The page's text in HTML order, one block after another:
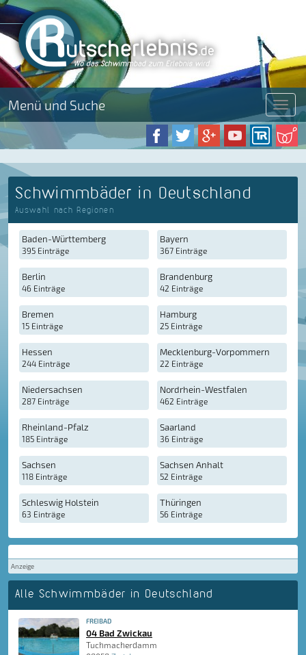
Menü und Suche Menü
Schwimmbäder in Deutschland
Auswahl nach Regionen
Baden-Württemberg
395 Einträge
Bayern
367 Einträge
Berlin
46 Einträge
Brandenburg
42 Einträge
Bremen
15 Einträge
Hamburg
25 Einträge
Hessen
244 Einträge
Mecklenburg-Vorpommern
22 Einträge
Niedersachsen
287 Einträge
Nordrhein-Westfalen
462 Einträge
Rheinland-Pfalz
185 Einträge
Saarland
36 Einträge
Sachsen
118 Einträge
Sachsen Anhalt
52 Einträge
Schleswig Holstein
63 Einträge
Thüringen
56 Einträge
Anzeige
Alle Schwimmbäder in Deutschland
FREIBAD
04 Bad Zwickau
Tuchmacherdamm